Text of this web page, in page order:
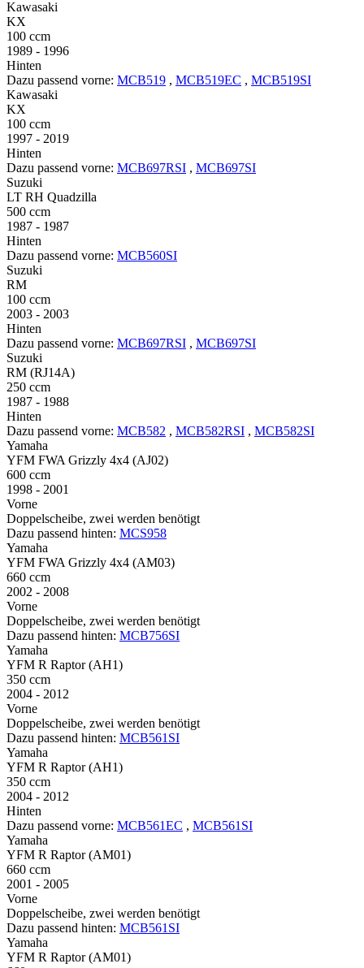
Kawasaki
KX
100 ccm
1989 - 1996
Hinten
Dazu passend vorne: MCB519 , MCB519EC , MCB519SI
Kawasaki
KX
100 ccm
1997 - 2019
Hinten
Dazu passend vorne: MCB697RSI , MCB697SI
Suzuki
LT RH Quadzilla
500 ccm
1987 - 1987
Hinten
Dazu passend vorne: MCB560SI
Suzuki
RM
100 ccm
2003 - 2003
Hinten
Dazu passend vorne: MCB697RSI , MCB697SI
Suzuki
RM (RJ14A)
250 ccm
1987 - 1988
Hinten
Dazu passend vorne: MCB582 , MCB582RSI , MCB582SI
Yamaha
YFM FWA Grizzly 4x4 (AJ02)
600 ccm
1998 - 2001
Vorne
Doppelscheibe, zwei werden benötigt
Dazu passend hinten: MCS958
Yamaha
YFM FWA Grizzly 4x4 (AM03)
660 ccm
2002 - 2008
Vorne
Doppelscheibe, zwei werden benötigt
Dazu passend hinten: MCB756SI
Yamaha
YFM R Raptor (AH1)
350 ccm
2004 - 2012
Vorne
Doppelscheibe, zwei werden benötigt
Dazu passend hinten: MCB561SI
Yamaha
YFM R Raptor (AH1)
350 ccm
2004 - 2012
Hinten
Dazu passend vorne: MCB561EC , MCB561SI
Yamaha
YFM R Raptor (AM01)
660 ccm
2001 - 2005
Vorne
Doppelscheibe, zwei werden benötigt
Dazu passend hinten: MCB561SI
Yamaha
YFM R Raptor (AM01)